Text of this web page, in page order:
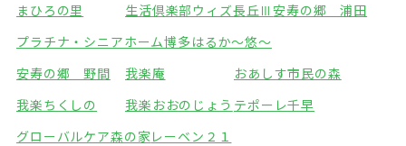
まひろの里
生活倶楽部ウィズ長丘Ⅲ安寿の郷 浦田
プラチナ・シニアホーム博多はるか～悠～
安寿の郷 野間
我楽庵
おあしす市民の森
我楽ちくしの
我楽おおのじょう テポーレ千早
グローバルケア森の家レーベン２１